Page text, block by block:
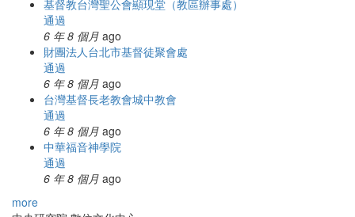
基督教台灣聖公會顯現堂（教區辦事處）
通過
6 年 8 個月 ago
財團法人台北市基督徒聚會處
通過
6 年 8 個月 ago
台灣基督長老教會城中教會
通過
6 年 8 個月 ago
中華福音神學院
通過
6 年 8 個月 ago
more